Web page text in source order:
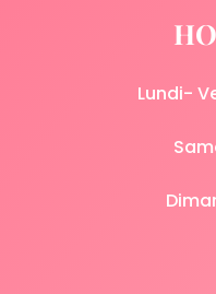
Lundi-